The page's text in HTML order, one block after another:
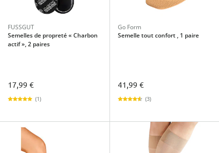
FUSSGUT
Semelles de propreté « Charbon
actif », 2 paires
17,99 €
(1)
Go Form
Semelle tout confort , 1 paire
41,99 €
(3)